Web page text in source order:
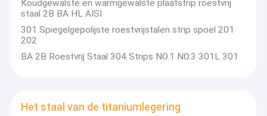
Roestvrijstalen naadloze pijp
Gelaste buizen van roestvrij staal
304 1/2H 3/4H H roestvrijstalen spoel
Koudgewalste en warmgewalste plaatstrip roestvrij
staal 2B BA HL AISI
301 Spiegelgepolijste roestvrijstalen strip spoel 201
202
BA 2B Roestvrij Staal 304 Strips NO.1 NO.3 301L 301
Het staal van de titaniumlegering
waaronder groene energie, keukengerei en
transportmiddelen zoals CRH (China
Railway Express), en medische faciliteiten, enz. Onze producten
worden veel gebruikt in warmtewisselaarbuizen, kookgerei
Serviesgoed, drukvaten, petrochemische tanks, precisie-